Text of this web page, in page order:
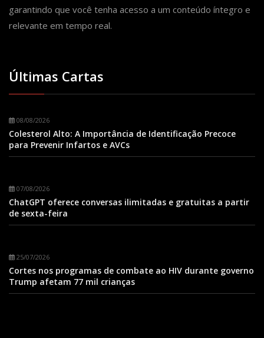
garantindo que você tenha acesso a um conteúdo íntegro e
relevante em tempo real.
Últimas Cartas
08/08/2026
Colesterol Alto: A Importância de Identificação Precoce
para Prevenir Infartos e AVCs
07/08/2026
ChatGPT oferece conversas ilimitadas e gratuitas a partir
de sexta-feira
25/07/2026
Cortes nos programas de combate ao HIV durante governo
Trump afetam 77 mil crianças